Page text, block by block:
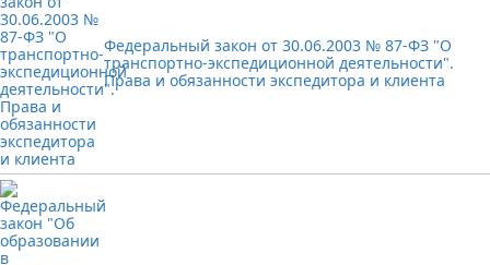
Федеральный закон от 30.06.2003 № 87-ФЗ "О
транспортно-экспедиционной деятельности".
Права и обязанности экспедитора и клиента